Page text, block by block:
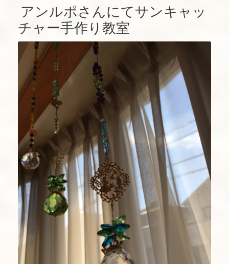
アンルポさんにてサンキャッ
チャー手作り教室